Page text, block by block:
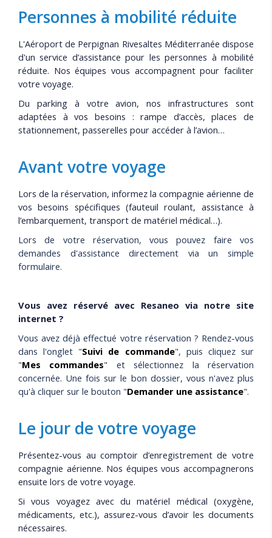
Personnes à mobilité réduite
L'Aéroport de Perpignan Rivesaltes Méditerranée dispose
d'un service d’assistance pour les personnes à mobilité
réduite. Nos équipes vous accompagnent pour faciliter
votre voyage.
Du parking à votre avion, nos infrastructures sont
adaptées à vos besoins : rampe d’accès, places de
stationnement, passerelles pour accéder à l’avion…
Avant votre voyage
Lors de la réservation, informez la compagnie aérienne de
vos besoins spécifiques (fauteuil roulant, assistance à
l’embarquement, transport de matériel médical…).
Lors de votre réservation, vous pouvez faire vos
demandes d'assistance directement via un simple
formulaire.
Vous avez réservé avec Resaneo via notre site
internet ?
Vous avez déjà effectué votre réservation ? Rendez-vous
dans l'onglet "Suivi de commande", puis cliquez sur
"Mes commandes" et sélectionnez la réservation
concernée. Une fois sur le bon dossier, vous n'avez plus
qu'à cliquer sur le bouton "Demander une assistance".
Le jour de votre voyage
Présentez-vous au comptoir d’enregistrement de votre
compagnie aérienne. Nos équipes vous accompagnerons
ensuite lors de votre voyage.
Si vous voyagez avec du matériel médical (oxygène,
médicaments, etc.), assurez-vous d’avoir les documents
nécessaires.